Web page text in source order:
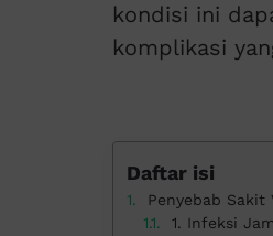
kondisi ini
komplikasi
Daftar isi
Penyebab Sakit
1. Infeksi